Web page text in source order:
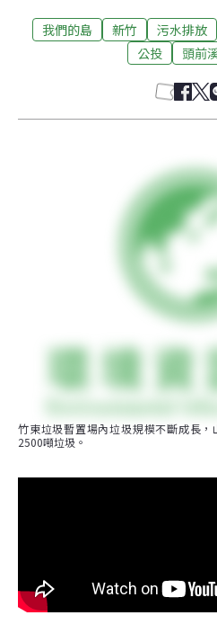
我們的島 新竹 污水排放
公投
頭前
竹東垃圾暫置場內垃圾規模不斷成長
2500噸垃圾。